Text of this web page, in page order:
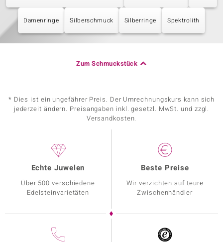
Damenringe Silberschmuck Silberringe Spektrolith
Zum Schmuckstück
* Dies ist ein ungefährer Preis. Der Umrechnungskurs kann sich
jederzeit ändern. Preisangaben inkl. gesetzl. MwSt. und zzgl.
Versandkosten.
Echte Juwelen
Über 500 verschiedene
Edelsteinvarietäten
Beste Preise
Wir verzichten auf teure
Zwischenhändler